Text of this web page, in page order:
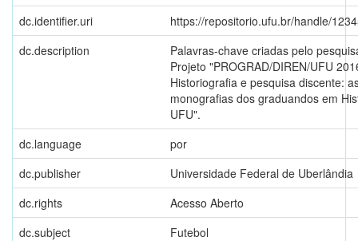
dc.identifier.uri
https://repositorio.ufu.br/handle/
dc.description
Palavras-chave criadas pelo
Projeto "PROGRAD/DIREN/UFU
Historiografia e pesquisa discente:
monografias dos graduandos em
UFU".
dc.language
por
dc.publisher
Universidade Federal de Uberlândia
dc.rights
Acesso Aberto
dc.subject
Futebol